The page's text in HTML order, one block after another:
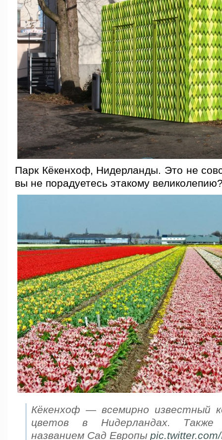
Парк Кёкенхоф, Нидерланды. Это не
вы не порадуетесь этакому
Кёкенхоф — всемирно известный
цветов в Нидерландах. Также
названием Сад Европы